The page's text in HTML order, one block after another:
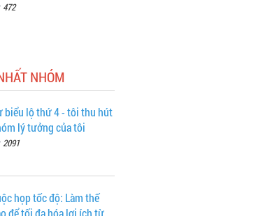
472
NHÓM
biểu lộ thứ 4 - tôi thu hút
lý tưởng của tôi
2091
họp tốc độ: Làm thế
để tối đa hóa lợi ích từ